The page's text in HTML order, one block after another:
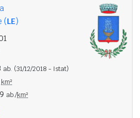
(LE)
ab. (31/12/2018 - Istat)
km²
ab./km²